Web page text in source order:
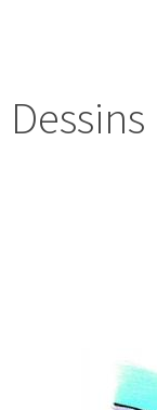
Dessins